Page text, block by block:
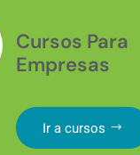
Cursos Para
Empresas
Ir a cursos